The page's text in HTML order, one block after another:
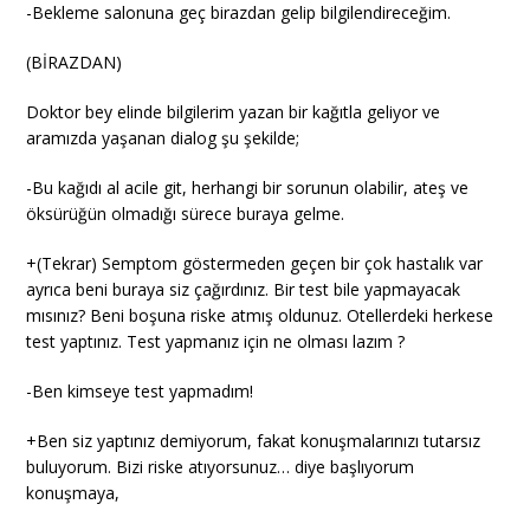
-Bekleme salonuna geç birazdan gelip bilgilendireceğim.
(BİRAZDAN)
Doktor bey elinde bilgilerim yazan bir kağıtla geliyor ve
aramızda yaşanan dialog şu şekilde;
-Bu kağıdı al acile git, herhangi bir sorunun olabilir, ateş ve
öksürüğün olmadığı sürece buraya gelme.
+(Tekrar) Semptom göstermeden geçen bir çok hastalık var
ayrıca beni buraya siz çağırdınız. Bir test bile yapmayacak
mısınız? Beni boşuna riske atmış oldunuz. Otellerdeki herkese
test yaptınız. Test yapmanız için ne olması lazım ?
-Ben kimseye test yapmadım!
+Ben siz yaptınız demiyorum, fakat konuşmalarınızı tutarsız
buluyorum. Bizi riske atıyorsunuz… diye başlıyorum
konuşmaya,